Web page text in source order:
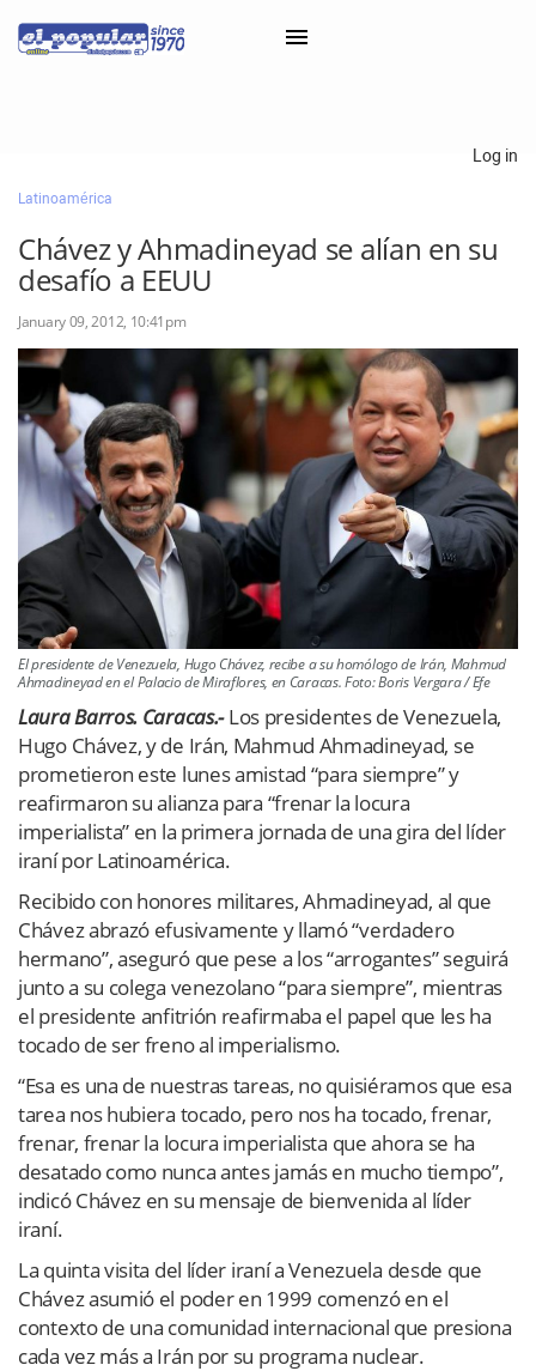
Classifieds
Categorías
×
Log in
Latinoamérica
Chávez y Ahmadineyad se alían en su
desafío a EEUU
January 09, 2012, 10:41pm
El presidente de Venezuela, Hugo Chávez, recibe a su homólogo de Irán, Mahmud
Ahmadineyad en el Palacio de Miraflores, en Caracas. Foto: Boris Vergara / Efe
Laura Barros. Caracas.-Los presidentes de Venezuela,
Hugo Chávez, y de Irán, Mahmud Ahmadineyad, se
prometieron este lunes amistad “para siempre” y
reafirmaron su alianza para “frenar la locura
imperialista” en la primera jornada de una gira del líder
iraní por Latinoamérica.
Recibido con honores militares, Ahmadineyad, al que
Chávez abrazó efusivamente y llamó “verdadero
hermano”, aseguró que pese a los “arrogantes” seguirá
junto a su colega venezolano “para siempre”, mientras
el presidente anfitrión reafirmaba el papel que les ha
tocado de ser freno al imperialismo.
“Esa es una de nuestras tareas, no quisiéramos que esa
tarea nos hubiera tocado, pero nos ha tocado, frenar,
frenar, frenar la locura imperialista que ahora se ha
desatado como nunca antes jamás en mucho tiempo”,
indicó Chávez en su mensaje de bienvenida al líder
iraní.
La quinta visita del líder iraní a Venezuela desde que
Chávez asumió el poder en 1999 comenzó en el
contexto de una comunidad internacional que presiona
cada vez más a Irán por su programa nuclear.